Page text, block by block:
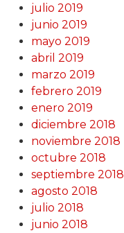
julio 2019
junio 2019
mayo 2019
abril 2019
marzo 2019
febrero 2019
enero 2019
diciembre 2018
noviembre 2018
octubre 2018
septiembre 2018
agosto 2018
julio 2018
junio 2018